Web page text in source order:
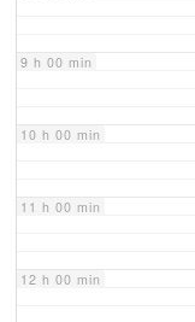
9 h 00 min
10 h 00 min
11 h 00 min
12 h 00 min